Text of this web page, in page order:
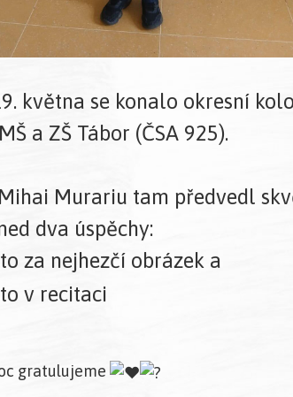
května se konalo okresní
a ZŠ Tábor (ČSA 925).
Murariu tam předvedl
dva úspěchy:
za nejhezčí obrázek a
v recitaci
gratulujeme